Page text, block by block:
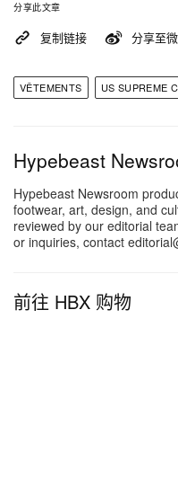
分享此文章
复制链接 分享至
VÊTEMENTS US SUPREME
Hypebeast
Hypebeast Newsroom
footwear, art, design, and
reviewed by our editorial
or inquiries, contact
前往 HBX 购物